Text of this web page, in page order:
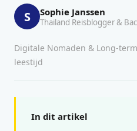
S Sophie Janssen
Thailand Reisblogger &
Digitale Nomaden & Long-
leestijd
In dit artikel